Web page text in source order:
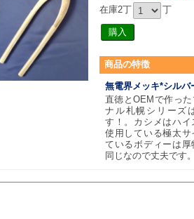
在庫2丁
丁
商品の特徴
無電界メッキ*シルバ
直徳とOEMで作っ
ナル札幌シリーズ
す！。カシメはハイ
使用している極太サ
ているボディーは厚
同じなので丈夫です。